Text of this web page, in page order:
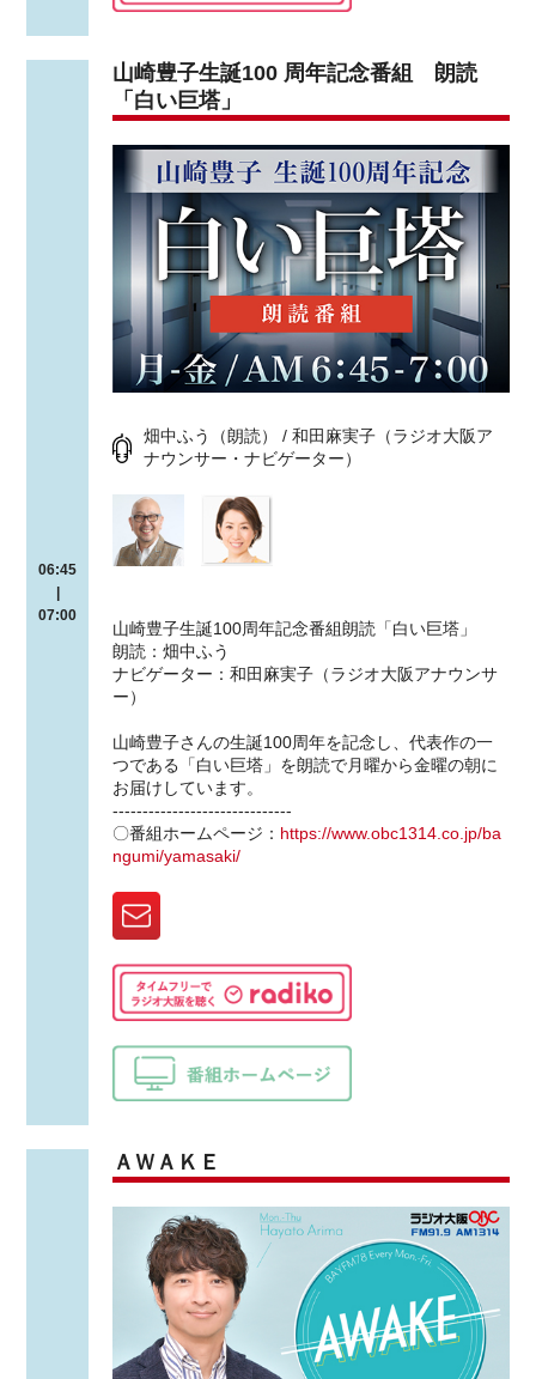
06:45
07:00
山崎豊子生誕100 周年記念番組 朗読
「白い巨塔」
畑中ふう（朗読） / 和田麻実子（ラジオ大阪ア
ナウンサー・ナビゲーター）
山崎豊子生誕100周年記念番組朗読「白い巨塔」
朗読：畑中ふう
ナビゲーター：和田麻実子（ラジオ大阪アナウンサ
ー）
山崎豊子さんの生誕100周年を記念し、代表作の一
つである「白い巨塔」を朗読で月曜から金曜の朝に
お届けしています。
------------------------------
〇番組ホームページ： https://www.obc1314.co.jp/ba
ngumi/yamasaki/
ＡＷＡＫＥ